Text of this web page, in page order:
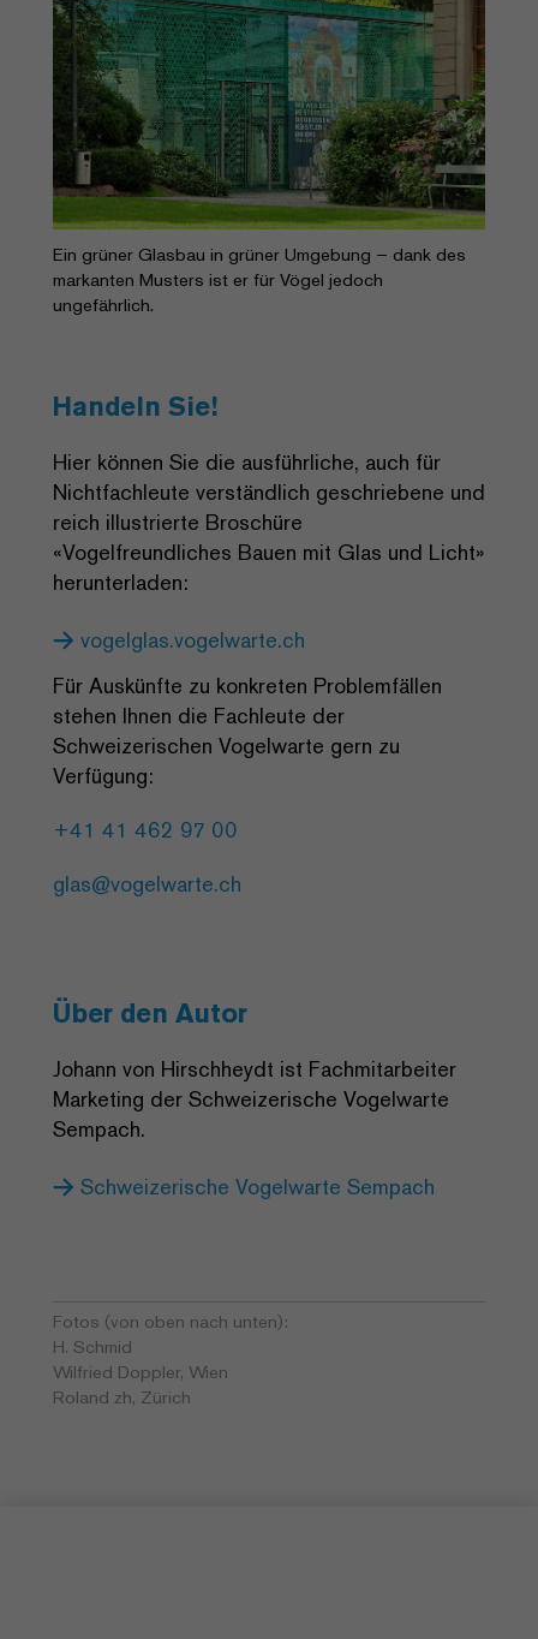
Ein grüner Glasbau in grüner Umgebung – dank des
markanten Musters ist er für Vögel jedoch
ungefährlich.
Handeln Sie!
Hier können Sie die ausführliche, auch für
Nichtfachleute verständlich geschriebene und
reich illustrierte Broschüre
«Vogelfreundliches Bauen mit Glas und Licht»
herunterladen:
vogelglas.vogelwarte.ch
Für Auskünfte zu konkreten Problemfällen
stehen Ihnen die Fachleute der
Schweizerischen Vogelwarte gern zu
Verfügung:
+41 41 462 97 00
glas@vogelwarte.ch
Über den Autor
Johann von Hirschheydt ist Fachmitarbeiter
Marketing der Schweizerische Vogelwarte
Sempach.
Schweizerische Vogelwarte Sempach
Fotos (von oben nach unten):
H. Schmid
Wilfried Doppler, Wien
Roland zh, Zürich